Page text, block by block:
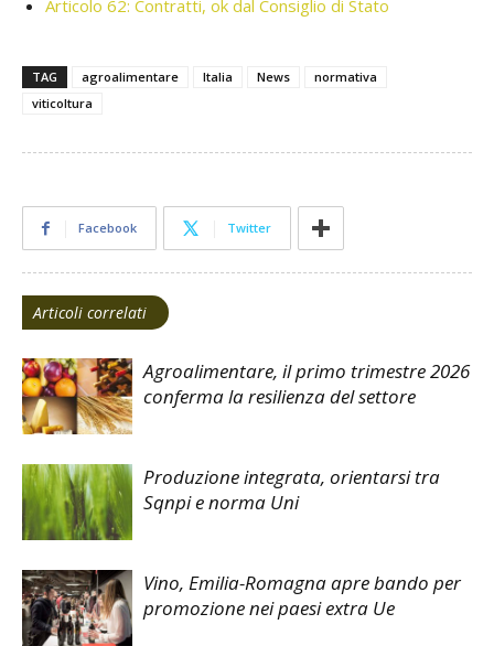
Articolo 62: Contratti, ok dal Consiglio di Stato
TAG agroalimentare Italia News
normativa
viticoltura
Facebook Twitter
Articoli correlati
Agroalimentare, il primo trimestre 2026
conferma la resilienza del settore
Produzione integrata, orientarsi tra
Sqnpi e norma Uni
Vino, Emilia-Romagna apre bando per
promozione nei paesi extra Ue